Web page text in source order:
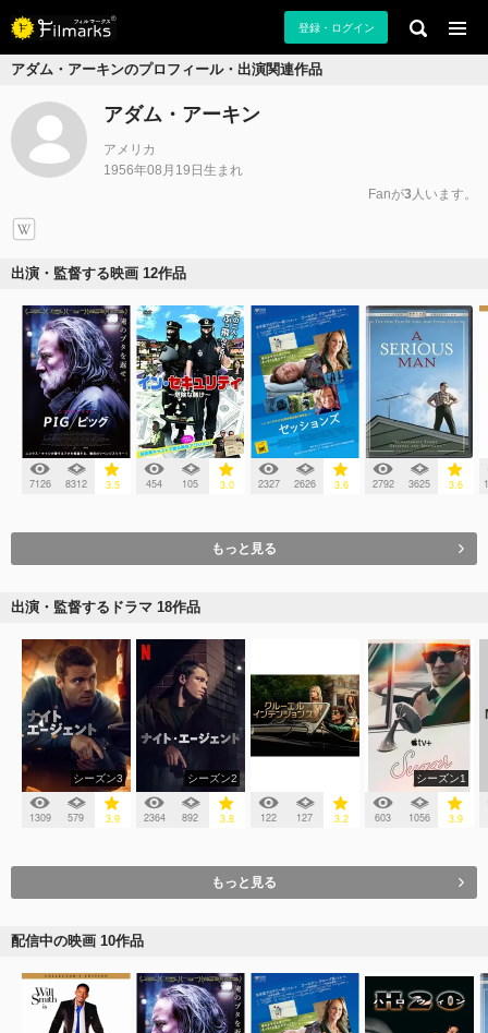
登録・ログイン
アダム・アーキンのプロフィール・出演関連作品
アダム・アーキン
アメリカ
1956年08月19日生まれ
Fanが3 人います。
出演・監督する映画 12作品
7126 8312 3.5 454 105 3.0 2327 2626 3.6 2792 3625 3.6
もっと見る
出演・監督するドラマ 18作品
シーズン3
1309 579 3.9
シーズン2
2364 892 3.8 122 127 3.2
シーズン1
603 1056 3.9
もっと見る
配信中の映画 10作品